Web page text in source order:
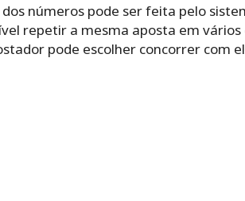
‌dos‌ ‌números‌ ‌pode‌ ‌ser‌ ‌feita‌ ‌pelo‌
‌repetir‌ ‌a‌ ‌mesma‌ ‌aposta‌ ‌em‌
‌pode‌ ‌escolher‌ ‌concorrer‌ ‌com‌